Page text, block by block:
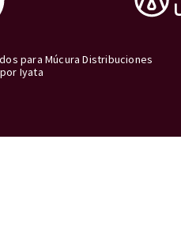
para Múcura Distribuciones
Iyata